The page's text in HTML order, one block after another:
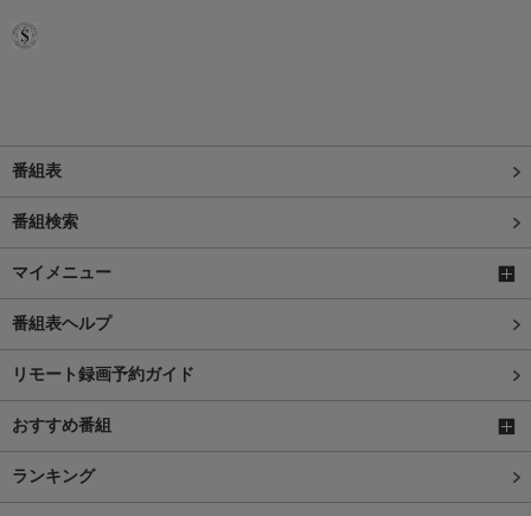
番組表
番組検索
マイメニュー
番組表ヘルプ
リモート録画予約ガイド
おすすめ番組
ランキング